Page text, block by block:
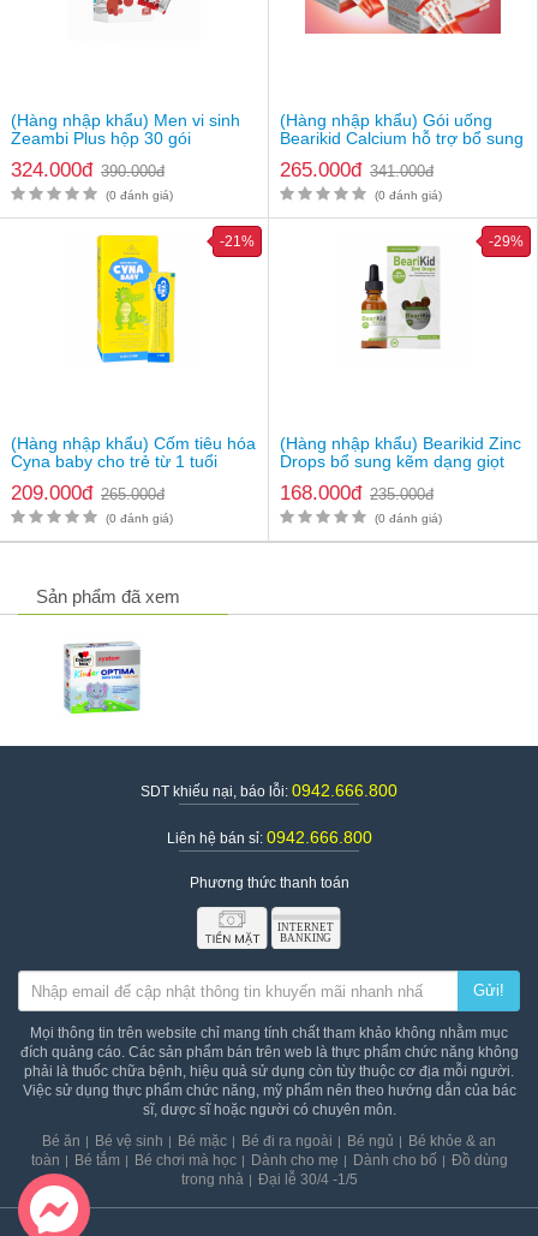
(Hàng nhập khẩu) Men vi sinh
Zeambi Plus hộp 30 gói
324.000đ 390.000đ
(0 đánh giá)
(Hàng nhập khẩu) Gói uống
Bearikid Calcium hỗ trợ bổ sung
265.000đ 341.000đ
(0 đánh giá)
(Hàng nhập khẩu) Cốm tiêu hóa
Cyna baby cho trẻ từ 1 tuổi
209.000đ 265.000đ
-21%
(0 đánh giá)
(Hàng nhập khẩu) Bearikid Zinc
Drops bổ sung kẽm dạng giọt
168.000đ 235.000đ
-29%
(0 đánh giá)
Sản phẩm đã xem
SDT khiếu nại, báo lỗi: 0942.666.800
Liên hệ bán sỉ: 0942.666.800
Phương thức thanh toán
Gửi!
Mọi thông tin trên website chỉ mang tính chất tham khảo không nhằm mục
đích quảng cáo. Các sản phẩm bán trên web là thực phẩm chức năng không
phải là thuốc chữa bệnh, hiệu quả sử dụng còn tùy thuộc cơ địa mỗi người.
Việc sử dụng thực phẩm chức năng, mỹ phẩm nên theo hướng dẫn của bác
sĩ, dược sĩ hoặc người có chuyên môn.
Bé ăn
Bé vệ sinh Bé mặc Bé đi ra ngoài Bé ngủ
Bé khỏe & an
toàn
Bé tắm Bé chơi mà học Dành cho mẹ Dành cho bố
Đồ dùng
trong nhà
Đại lễ 30/4 -1/5